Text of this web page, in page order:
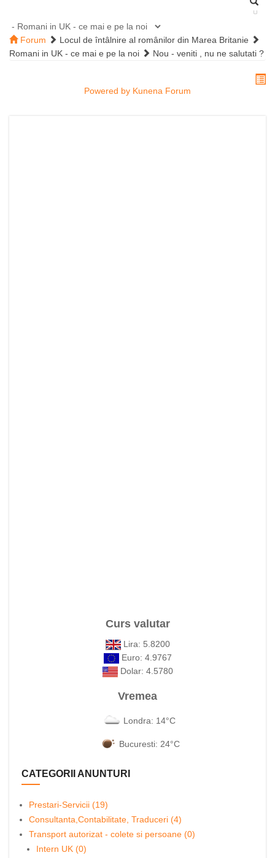
Forum
Locul de întâlnire al românilor din Marea Britanie
Romani in UK - ce mai e pe la noi
Nou - veniti , nu ne salutati ?
Powered by Kunena Forum
Curs valutar
Lira: 5.8200
Euro: 4.9767
Dolar: 4.5780
Vremea
Londra: 14°C
Bucuresti: 24°C
CATEGORII ANUNTURI
Prestari-Servicii (19)
Consultanta,Contabilitate, Traduceri (4)
Transport autorizat - colete si persoane (0)
Intern UK (0)